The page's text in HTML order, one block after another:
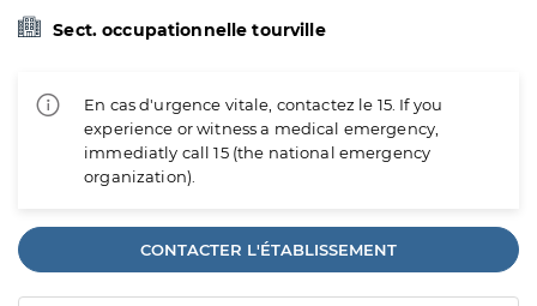
Sect. occupationnelle tourville
En cas d'urgence vitale, contactez le 15. If you
experience or witness a medical emergency,
immediatly call 15 (the national emergency
organization).
CONTACTER L'ÉTABLISSEMENT